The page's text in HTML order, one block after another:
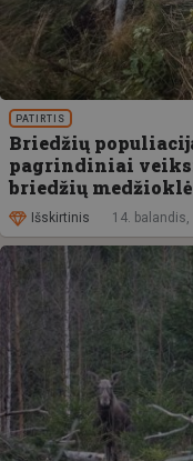
PATIRTIS
Briedžių
pagrindiniai
briedžių
Išskirtinis 14. balandis,